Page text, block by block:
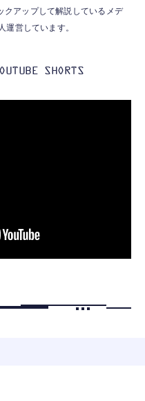
Switch Lite 本体
)
オンレッド
ー ワイヤレス ホール効
ラー TURBO連射 4段階振
A2 ミニ PC、Ryzen 9
、PCIE4.0 SSD、
アップして解説しているメデ
運営しています。